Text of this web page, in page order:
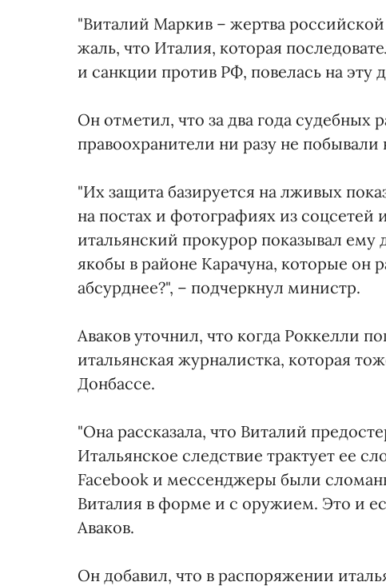
"Виталий Маркив – жертва
жаль, что Италия, которая
и санкции против РФ, повелась на эту
Он отметил, что за два года судебных
правоохранители ни разу не побывали
"Их защита базируется на лживых
на постах и фотографиях из соцсетей
итальянский прокурор показывал
якобы в районе Карачуна, которые он
абсурднее?", – подчеркнул министр.
Аваков уточнил, что когда Роккелли
итальянская журналистка, которая
Донбассе.
"Она рассказала, что Виталий
Итальянское следствие трактует ее
Facebook и мессенджеры были
Виталия в форме и с оружием. Это и
Аваков.
Он добавил, что в распоряжении